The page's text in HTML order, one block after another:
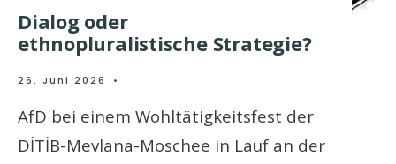
Dialog oder
ethnopluralistische Strategie?
26. Juni 2026 •
AfD bei einem Wohltätigkeitsfest der
DİTİB-Mevlana-Moschee in Lauf an der